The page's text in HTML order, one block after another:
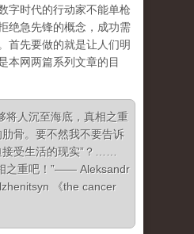
字时代的行动家不能单枪
绝急先锋的概念，成功需
首先要做的就是让人们明
本网两篇系列文章的目
将人沉至海底，真相之重
骨。要不然我不要告诉
受生活的现实”？……
之重吧！”—— Aleksandr
《the cancer